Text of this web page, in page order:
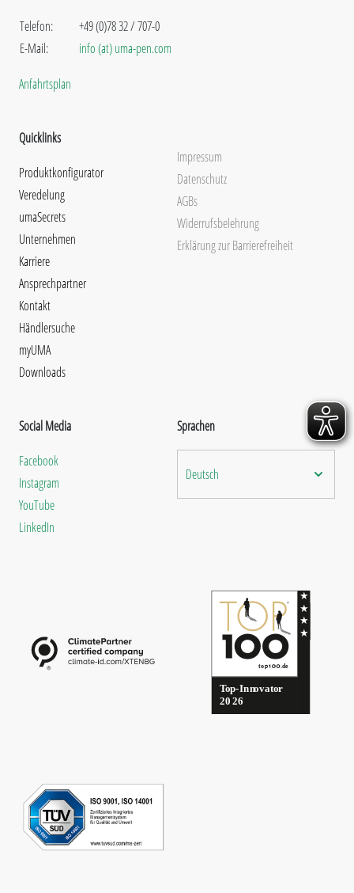
Telefon:
E-Mail:
+49 (0)78 32 / 707-0
info (at) uma-pen.com
Anfahrtsplan
Quicklinks
Produktkonfigurator
Veredelung
umaSecrets
Unternehmen
Karriere
Ansprechpartner
Kontakt
Händlersuche
myUMA
Downloads
Impressum
Datenschutz
AGBs
Widerrufsbelehrung
Erklärung zur Barrierefreiheit
Social Media
Facebook
Instagram
YouTube
LinkedIn
Sprachen
Deutsch